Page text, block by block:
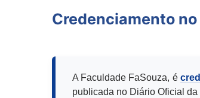
Credenciamento
A Faculdade FaSouza, é
publicada no Diário Oficial